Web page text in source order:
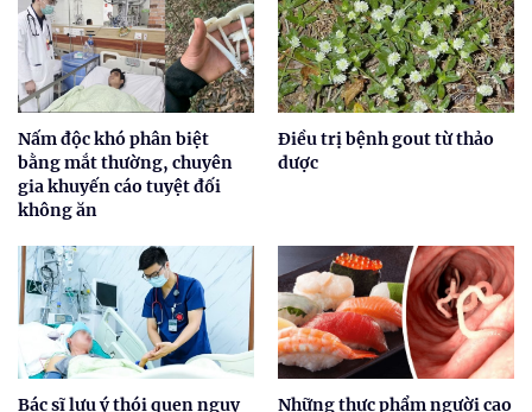
Nấm độc khó phân biệt
bằng mắt thường, chuyên
gia khuyến cáo tuyệt đối
không ăn
Điều trị bệnh gout từ thảo
dược
Bác sĩ lưu ý thói quen nguy Những thực phẩm người cao